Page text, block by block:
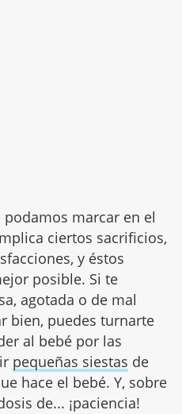
marcar en el
ciertos sacrificios,
y éstos
posible. Si te
agotada o de mal
bien, puedes turnarte
al bebé por las
pequeñas siestas de
hace el bebé. Y, sobre
de... ¡paciencia!